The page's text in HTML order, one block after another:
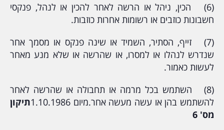
(6) הכין, ניהל או הרשה לאחר להכין או לנהל, פנקסי
חשבונות כוזבים או רשומות אחרות כוזבות.
(7) זייף, הסתיר, השמיד או שינה פנקס או מסמך אחר
שנדרש לנהלו או למסרו, או שהרשה או שלא מנע מאחר
לעשות כאמור.
(8) השתמש בכל מרמה או תחבולה או שהרשה לאחר
להשתמש בהן או עשה מעשה אחר.מיום 1.10.1986תיקון
מס' 6